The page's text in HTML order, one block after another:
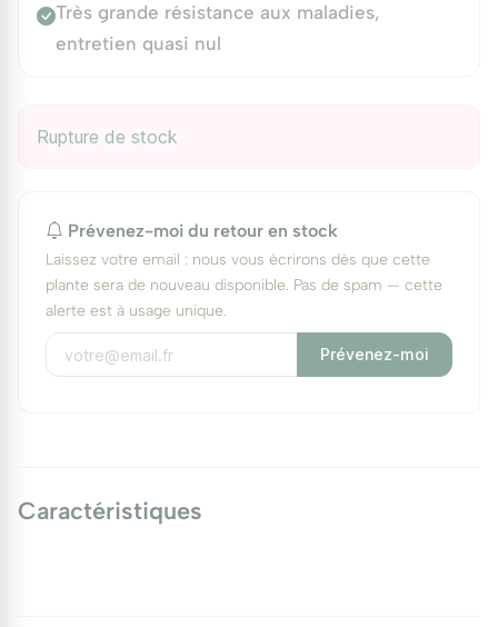
Très grande résistance aux maladies,
entretien quasi nul
Rupture de stock
Prévenez-moi du retour en stock
Laissez votre email : nous vous écrirons dès que cette
plante sera de nouveau disponible. Pas de spam — cette
alerte est à usage unique.
Prévenez-moi
Caractéristiques